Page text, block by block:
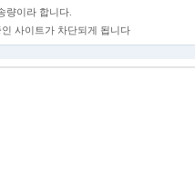
량이라 합니다.
사이트가 차단되게 됩니다